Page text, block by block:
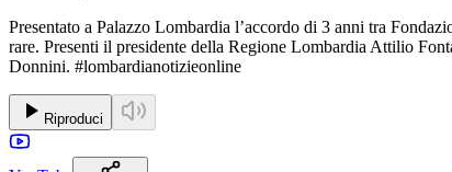
Presentato a Palazzo Lombardia l’accordo di 3 anni tra
rare. Presenti il presidente della Regione Lombardia Attilio
Donnini. #lombardianotizieonline
Riproduci